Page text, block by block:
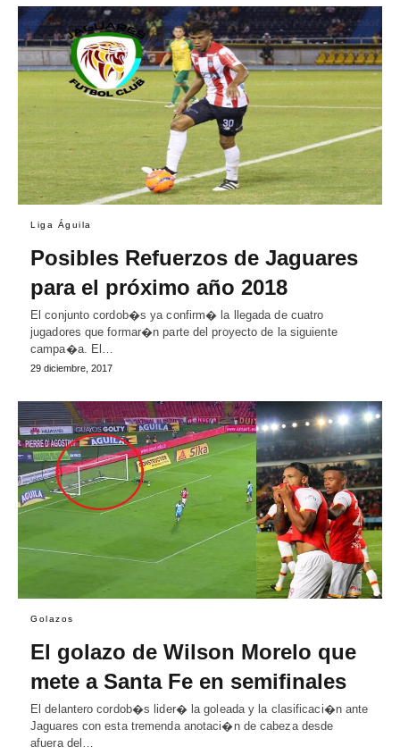
Liga Águila
Posibles Refuerzos de Jaguares
para el próximo año 2018
El conjunto cordob�s ya confirm� la llegada de cuatro
jugadores que formar�n parte del proyecto de la siguiente
campa�a. El…
29 diciembre, 2017
Golazos
El golazo de Wilson Morelo que
mete a Santa Fe en semifinales
El delantero cordob�s lider� la goleada y la clasificaci�n ante
Jaguares con esta tremenda anotaci�n de cabeza desde
afuera del…